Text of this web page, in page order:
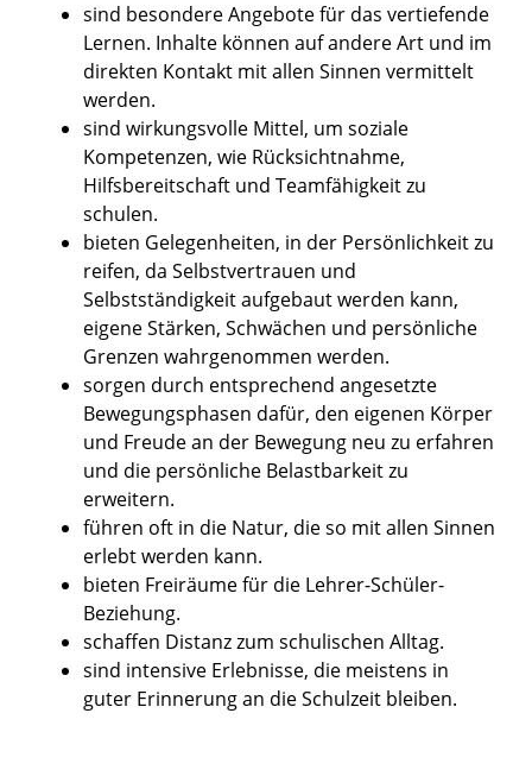
sind besondere Angebote für das vertiefende
Lernen. Inhalte können auf andere Art und im
direkten Kontakt mit allen Sinnen vermittelt
werden.
sind wirkungsvolle Mittel, um soziale
Kompetenzen, wie Rücksichtnahme,
Hilfsbereitschaft und Teamfähigkeit zu
schulen.
bieten Gelegenheiten, in der Persönlichkeit zu
reifen, da Selbstvertrauen und
Selbstständigkeit aufgebaut werden kann,
eigene Stärken, Schwächen und persönliche
Grenzen wahrgenommen werden.
sorgen durch entsprechend angesetzte
Bewegungsphasen dafür, den eigenen Körper
und Freude an der Bewegung neu zu erfahren
und die persönliche Belastbarkeit zu
erweitern.
führen oft in die Natur, die so mit allen Sinnen
erlebt werden kann.
bieten Freiräume für die Lehrer-Schüler-
Beziehung.
schaffen Distanz zum schulischen Alltag.
sind intensive Erlebnisse, die meistens in
guter Erinnerung an die Schulzeit bleiben.